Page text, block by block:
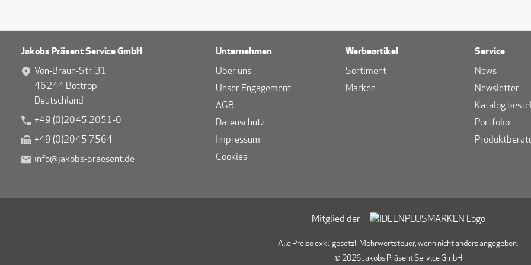
Jakobs Präsent Service GmbH
Von-Braun-Str. 31
46244 Bottrop
Deutschland
+49 (0)2045 2051-0
+49 (0)2045 7564
info@jakobs-praesent.de
Unternehmen
Über uns
Unser Engagement
AGB
Datenschutz
Impressum
Cookies
Werbeartikel
Sortiment
Marken
Service
News
Newsletter
Katalog
Portfolio
Mitglied der
Alle Preise exkl. gesetzl. Mehrwertsteuer, wenn nicht anders angegeben.
© 2026 Jakobs Präsent Service GmbH